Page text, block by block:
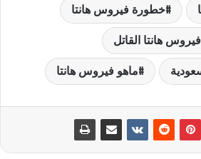
خطورة فيروس هانتا
فيروس هانتا القاتل
ماهو فيروس هانتا